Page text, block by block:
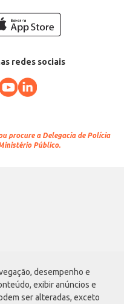
desempenho e
exibir anúncios e
ser alteradas, exceto
redes sociais
procure a Delegacia de Polícia
Público.
Vila Maria, São Paulo - SP | CEP
0001-09